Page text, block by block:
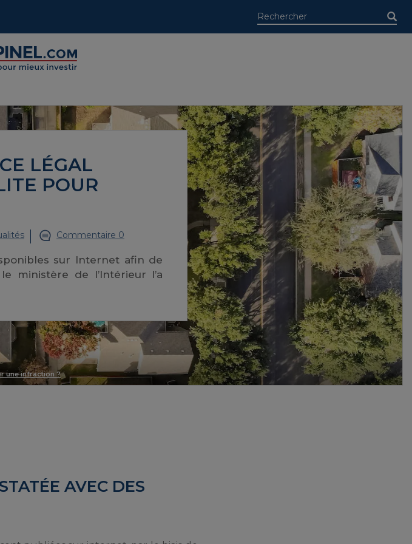
LÉGAL
POUR
Commentaire 0
sur Internet afin de
ministère de l’Intérieur l’a
une infraction ?
AVEC DES